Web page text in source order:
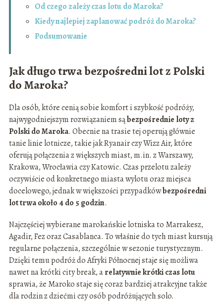
Od czego zależy czas lotu do Maroka?
Kiedy najlepiej zaplanować podróż do Maroka?
Podsumowanie
Jak długo trwa bezpośredni lot z Polski
do Maroka?
Dla osób, które cenią sobie komfort i szybkość podróży,
najwygodniejszym rozwiązaniem sąbezpośrednie loty z
Polski do Maroka. Obecnie na trasie tej operują głównie
tanie linie lotnicze, takie jak Ryanair czy Wizz Air, które
oferują połączenia z większych miast, m.in. z Warszawy,
Krakowa, Wrocławia czy Katowic. Czas przelotu zależy
oczywiście od konkretnego miasta wylotu oraz miejsca
docelowego, jednak w większości przypadkówbezpośredni
lot trwa około 4 do 5 godzin.
Najczęściej wybierane marokańskie lotniska to Marrakesz,
Agadir, Fez oraz Casablanca. To właśnie do tych miast kursują
regularne połączenia, szczególnie w sezonie turystycznym.
Dzięki temu podróż do Afryki Północnej staje się możliwa
nawet na krótki city break, arelatywnie krótki czas lotu
sprawia, że Maroko staje się coraz bardziej atrakcyjne także
dla rodzin z dziećmi czy osób podróżujących solo.